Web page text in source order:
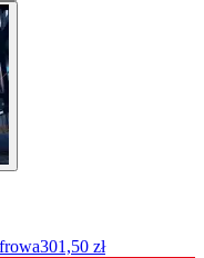
301,50 zł